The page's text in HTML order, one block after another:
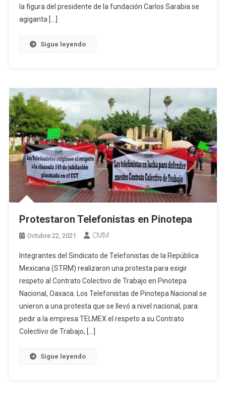
Independiente
la figura del presidente de la fundación Carlos Sarabia se
agiganta […]
Sigue leyendo
Protestaron Telefonistas en Pinotepa
Octubre 22, 2021 CMM
Integrantes del Sindicato de Telefonistas de la República
Mexicana (STRM) realizaron una protesta para exigir
respeto al Contrato Colectivo de Trabajo en Pinotepa
Nacional, Oaxaca. Los Telefonistas de Pinotepa Nacional se
unieron a una protesta que se llevó a nivel nacional, para
pedir a la empresa TELMEX el respeto a su Contrato
Colectivo de Trabajo, […]
Sigue leyendo